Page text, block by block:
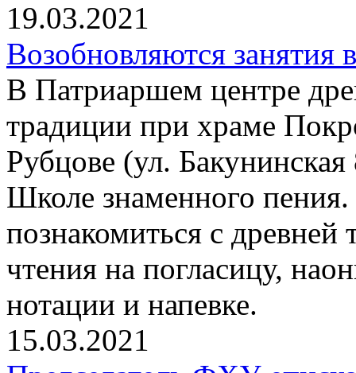
19.03.2021
Возобновляются занятия
В Патриаршем центре
традиции при храме
Рубцове (ул.
Школе знаменного
познакомиться с древней
чтения на погласицу,
нотации и напевке.
15.03.2021